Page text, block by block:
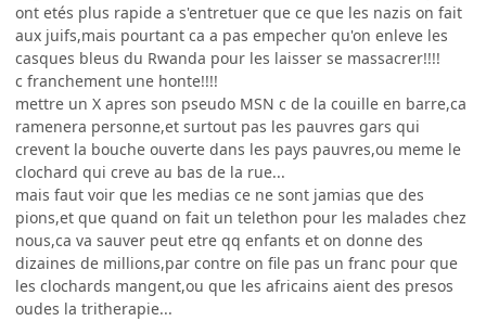
ont etés plus rapide a s'entretuer que ce que les nazis on fait
aux juifs,mais pourtant ca a pas empecher qu'on enleve les
casques bleus du Rwanda pour les laisser se massacrer!!!!
c franchement une honte!!!!
mettre un X apres son pseudo MSN c de la couille en barre,ca
ramenera personne,et surtout pas les pauvres gars qui
crevent la bouche ouverte dans les pays pauvres,ou meme le
clochard qui creve au bas de la rue...
mais faut voir que les medias ce ne sont jamias que des
pions,et que quand on fait un telethon pour les malades chez
nous,ca va sauver peut etre qq enfants et on donne des
dizaines de millions,par contre on file pas un franc pour que
les clochards mangent,ou que les africains aient des presos
oudes la tritherapie...